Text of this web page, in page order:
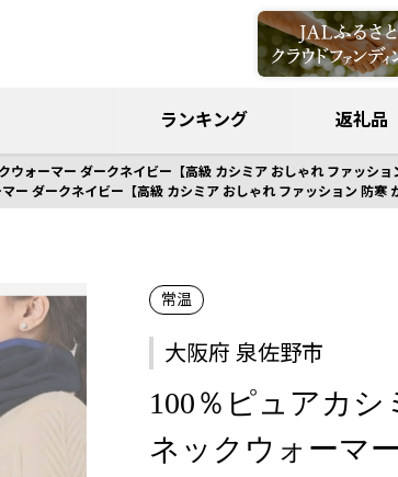
ランキング 返礼品
ォーマー ダークネイビー【高級 カシミア おしゃれ ファッショ
ー ダークネイビー【高級 カシミア おしゃれ ファッション 防寒
常温
大阪府 泉佐野市
100％ピュアカシ
ネックウォーマ